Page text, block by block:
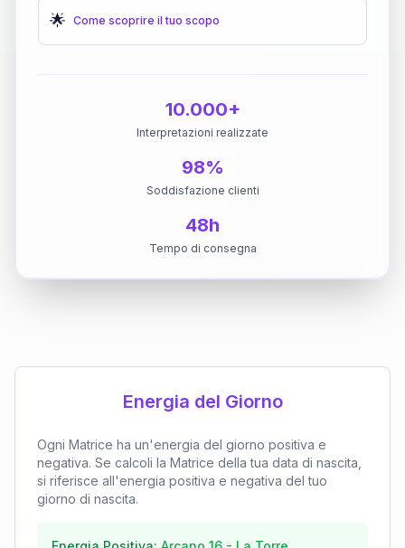
🌟 Come scoprire il tuo scopo
10.000+
Interpretazioni realizzate
98%
Soddisfazione clienti
48h
Tempo di consegna
Energia del Giorno
Ogni Matrice ha un'energia del giorno positiva e
negativa. Se calcoli la Matrice della tua data di nascita,
si riferisce all'energia positiva e negativa del tuo
giorno di nascita.